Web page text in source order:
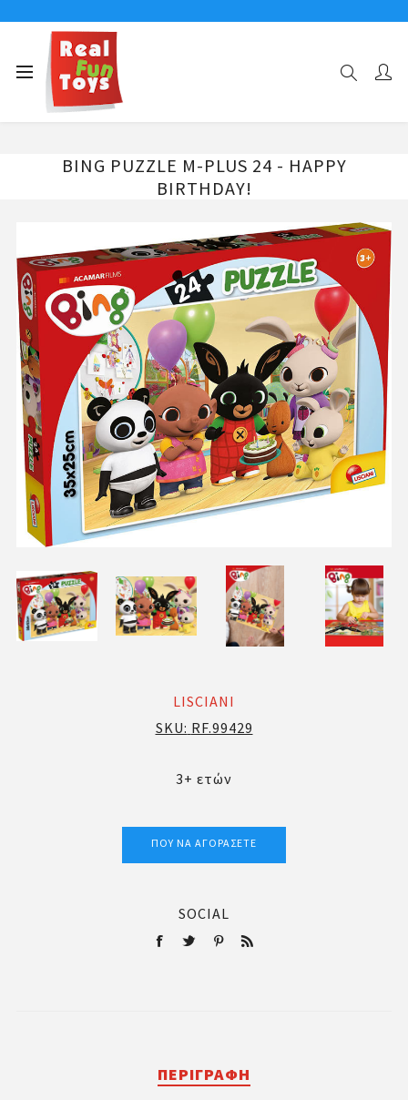
Αρχική σελίδα
BING PUZZLE M-PLUS 24 - HAPPY BIRTHDAY!
BING PUZZLE M-PLUS 24 - HAPPY
BIRTHDAY!
LISCIANI
SKU: RF.99429
3+ ετών
ΠΟΎ ΝΑ ΑΓΟΡΆΣΕΤΕ
SOCIAL
ΠΕΡΙΓΡΑΦΉ